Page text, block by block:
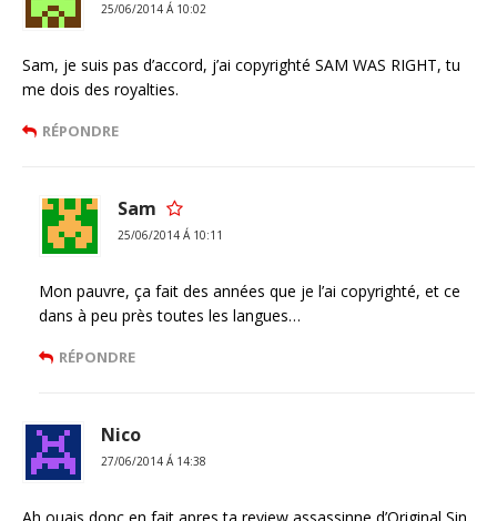
25/06/2014 Á 10:02
Sam, je suis pas d’accord, j’ai copyrighté SAM WAS RIGHT, tu
me dois des royalties.
RÉPONDRE
Sam
25/06/2014 Á 10:11
Mon pauvre, ça fait des années que je l’ai copyrighté, et ce
dans à peu près toutes les langues…
RÉPONDRE
Nico
27/06/2014 Á 14:38